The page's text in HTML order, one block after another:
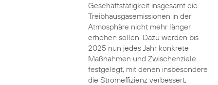
Geschäftstätigkeit insgesamt die
Treibhausgasemissionen in der
Atmosphäre nicht mehr länger
erhöhen sollen. Dazu werden bis
2025 nun jedes Jahr konkrete
Maßnahmen und Zwischenziele
festgelegt, mit denen insbesondere
die Stromeffizienz verbessert,